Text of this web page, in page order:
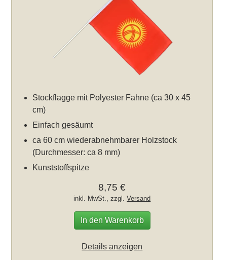
Stockflagge mit Polyester Fahne (ca 30 x 45
cm)
Einfach gesäumt
ca 60 cm wiederabnehmbarer Holzstock
(Durchmesser: ca 8 mm)
Kunststoffspitze
8,75 €
inkl. MwSt., zzgl.Versand
In den Warenkorb
Details anzeigen